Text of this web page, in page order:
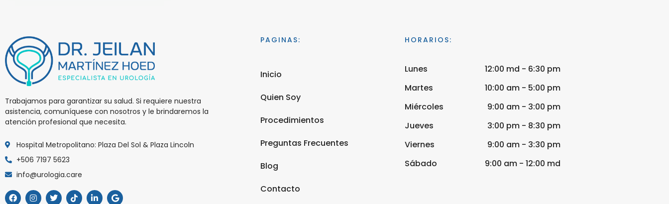
Trabajamos para garantizar su salud. Si requiere nuestra
asistencia, comuníquese con nosotros y le brindaremos la
atención profesional que necesita.
Hospital Metropolitano: Plaza Del Sol & Plaza Lincoln
+506 7197 5623
info@urologia.care
PAGINAS:
Inicio
Quien Soy
Procedimientos
Preguntas Frecuentes
Blog
Contacto
HORARIOS:
Lunes
12:00 md - 6:30 pm
Martes
10:00 am - 5:00 pm
Miércoles
9:00 am - 3:00 pm
Jueves
3:00 pm - 8:30 pm
Viernes
9:00 am - 3:30 pm
Sábado
9:00 am - 12:00 md